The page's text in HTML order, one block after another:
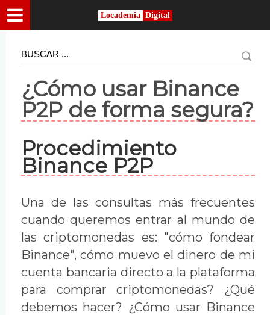
Locademia Digital
¿Cómo usar Binance
P2P de forma segura?
Procedimiento
Binance P2P
Una de las consultas más frecuentes
cuando queremos entrar al mundo de
las criptomonedas es: "cómo fondear
Binance", cómo muevo el dinero de mi
cuenta bancaria directo a la plataforma
para comprar criptomonedas? ¿Qué
debemos hacer? ¿Cómo usar Binance